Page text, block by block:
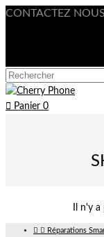
CONTACTEZ
 Panier 0
Il n'y
  Réparations